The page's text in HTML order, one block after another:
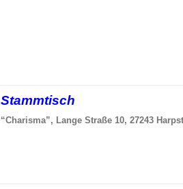
Stammtisch
“Charisma”, Lange Straße 10, 27243